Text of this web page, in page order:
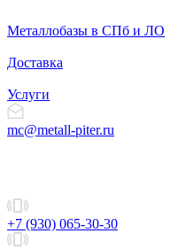
Металлобазы в СПб и ЛО
Доставка
Услуги
mc@metall-piter.ru
+7 (930) 065-30-30